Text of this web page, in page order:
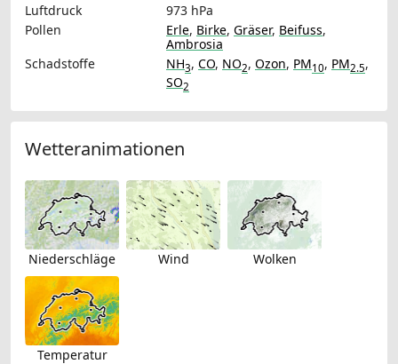
Luftdruck
973 hPa
Pollen
Erle, Birke, Gräser, Beifuss,
Ambrosia
Schadstoffe
NH3, CO, NO2, Ozon, PM10, PM2.5,
SO2
Wetteranimationen
Niederschläge Wind Wolken
Temperatur